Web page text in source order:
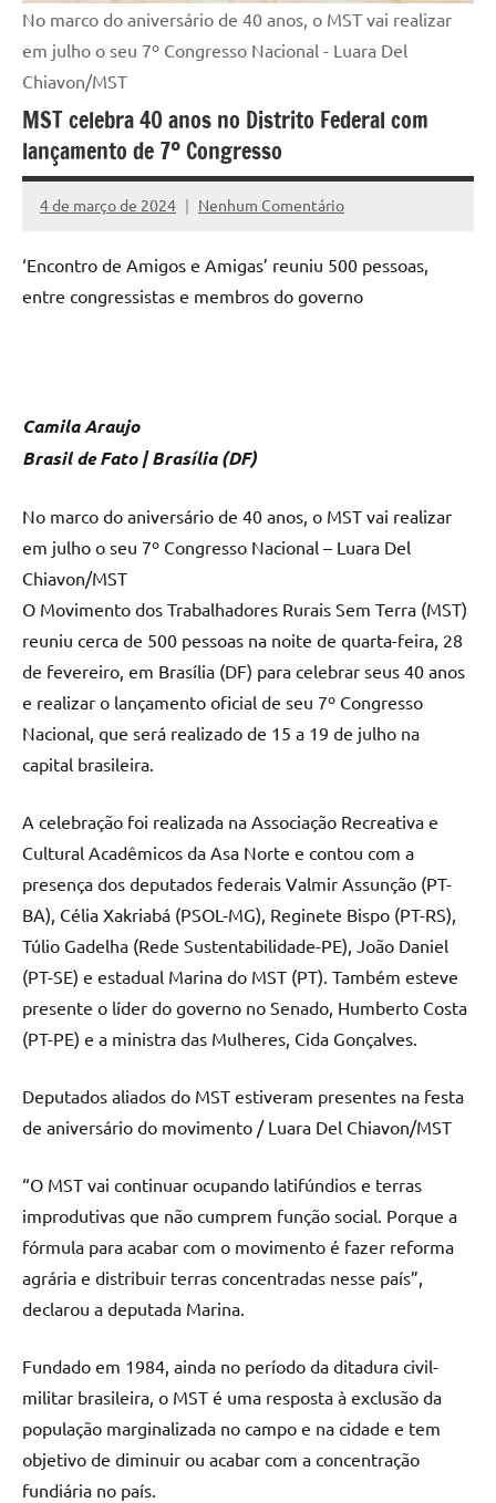
No marco do aniversário de 40 anos, o MST vai realizar
em julho o seu 7º Congresso Nacional - Luara Del
Chiavon/MST
MST celebra 40 anos no Distrito Federal com
lançamento de 7º Congresso
4 de março de 2024
Assessoria
Nenhum Comentário
‘Encontro de Amigos e Amigas’ reuniu 500 pessoas,
entre congressistas e membros do governo
Camila Araujo
Brasil de Fato | Brasília (DF)
No marco do aniversário de 40 anos, o MST vai realizar
em julho o seu 7º Congresso Nacional – Luara Del
Chiavon/MST
O Movimento dos Trabalhadores Rurais Sem Terra (MST)
reuniu cerca de 500 pessoas na noite de quarta-feira, 28
de fevereiro, em Brasília (DF) para celebrar seus 40 anos
e realizar o lançamento oficial de seu 7º Congresso
Nacional, que será realizado de 15 a 19 de julho na
capital brasileira.
A celebração foi realizada na Associação Recreativa e
Cultural Acadêmicos da Asa Norte e contou com a
presença dos deputados federais Valmir Assunção (PT-
BA), Célia Xakriabá (PSOL-MG), Reginete Bispo (PT-RS),
Túlio Gadelha (Rede Sustentabilidade-PE), João Daniel
(PT-SE) e estadual Marina do MST (PT). Também esteve
presente o líder do governo no Senado, Humberto Costa
(PT-PE) e a ministra das Mulheres, Cida Gonçalves.
Deputados aliados do MST estiveram presentes na festa
de aniversário do movimento / Luara Del Chiavon/MST
“O MST vai continuar ocupando latifúndios e terras
improdutivas que não cumprem função social. Porque a
fórmula para acabar com o movimento é fazer reforma
agrária e distribuir terras concentradas nesse país”,
declarou a deputada Marina.
Fundado em 1984, ainda no período da ditadura civil-
militar brasileira, o MST é uma resposta à exclusão da
população marginalizada no campo e na cidade e tem
objetivo de diminuir ou acabar com a concentração
fundiária no país.